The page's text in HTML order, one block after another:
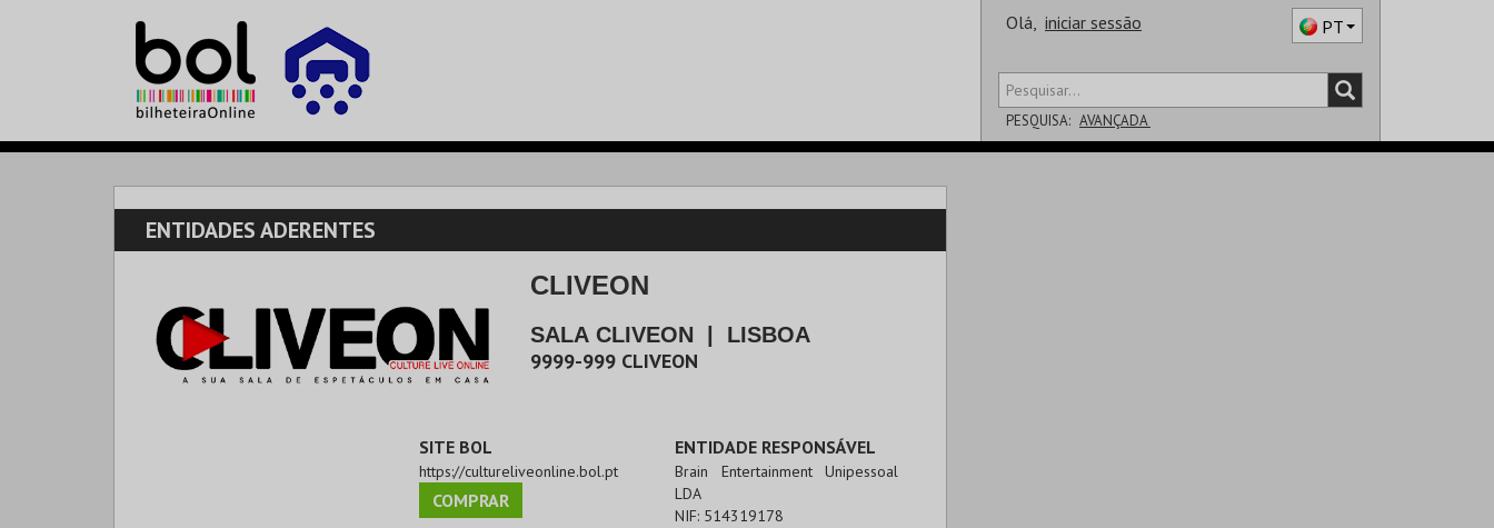
Olá, iniciar sessão PT
PESQUISA: AVANÇADA
ENTIDADES ADERENTES
CLIVEON
SALA CLIVEON LISBOA
9999-999 CLIVEON
SITE BOL
https://cultureliveonline.bol.pt
COMPRAR
ENTIDADE RESPONSÁVEL
Brain Entertainment Unipessoal
LDA
NIF: 514319178